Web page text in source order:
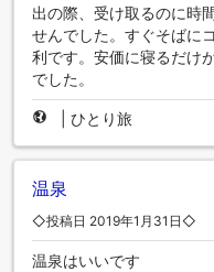
出の際、受け取るのに時
せんでした。すぐそばに
利です。安価に寝るだけ
でした。
ひとり旅
温泉
◇投稿日 2019年1月31日◇
温泉はいいです